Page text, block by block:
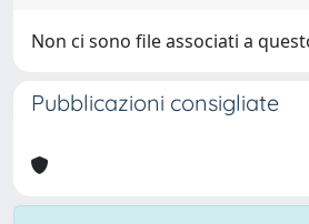
Non ci sono file associati a
Pubblicazioni consigliate